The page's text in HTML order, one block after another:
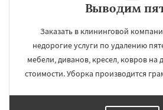
Выводим
Заказать в клининговой
недорогие услуги по удалению
мебели, диванов, кресел, ковров
стоимости. Уборка производится